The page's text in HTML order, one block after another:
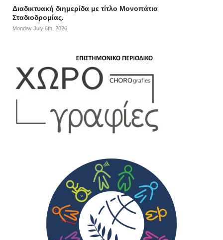
Διαδικτυακή διημερίδα με τίτλο Μονοπάτια
Σταδιοδρομίας.
Monday July 6th, 2026